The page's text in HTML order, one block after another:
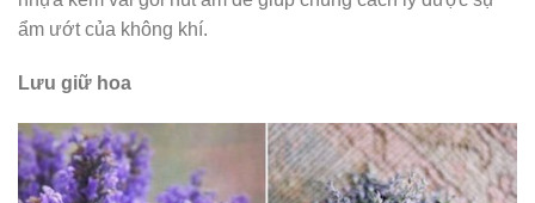
ẩm ướt của không khí.
Lưu giữ hoa